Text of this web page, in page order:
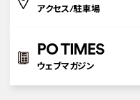
アクセス/駐車場
PO TIMES
ウェブマガジン